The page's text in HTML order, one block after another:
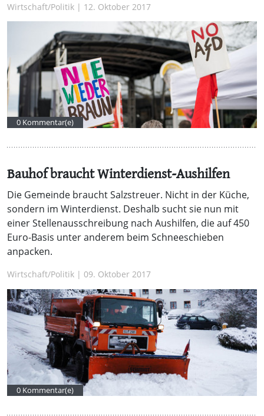
Wirtschaft/Politik | 12. Oktober 2017
0 Kommentar(e)
Bauhof braucht Winterdienst-Aushilfen
Die Gemeinde braucht Salzstreuer. Nicht in der Küche,
sondern im Winterdienst. Deshalb sucht sie nun mit
einer Stellenausschreibung nach Aushilfen, die auf 450
Euro-Basis unter anderem beim Schneeschieben
anpacken.
Wirtschaft/Politik | 09. Oktober 2017
0 Kommentar(e)